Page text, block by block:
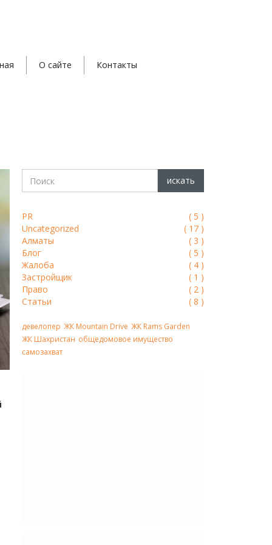
О сайте Контакты
PR ( 5 )
Uncategorized
( 17 )
Алматы
( 3 )
Блог
( 5 )
Жалоба
( 4 )
Застройщик
( 1 )
Право
( 2 )
Статьи
( 8 )
девелопер ЖК Mountain Drive ЖК Rams Garden
ЖК Шахристан общедомовое имущество
самозахват